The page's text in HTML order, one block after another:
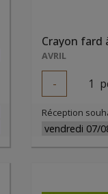
AVRIL
- 1
Réception